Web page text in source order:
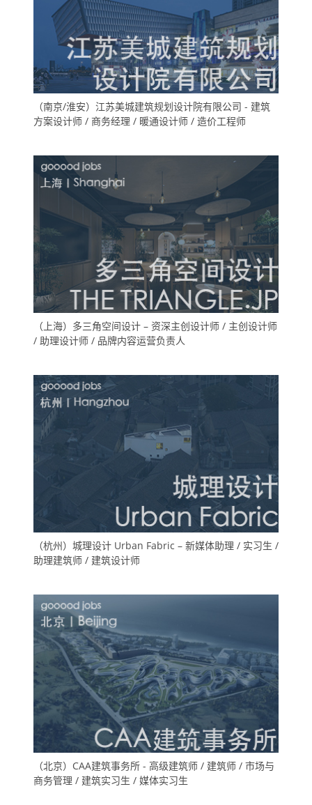
（南京/淮安）江苏美城建筑规划设计院有限公司 - 建筑
方案设计师 / 商务经理 / 暖通设计师 / 造价工程师
（上海）多三角空间设计 – 资深主创设计师 / 主创设计师
/ 助理设计师 / 品牌内容运营负责人
（杭州）城理设计 Urban Fabric – 新媒体助理 / 实习生 /
助理建筑师 / 建筑设计师
（北京）CAA建筑事务所 - 高级建筑师 / 建筑师 / 市场与
商务管理 / 建筑实习生 / 媒体实习生